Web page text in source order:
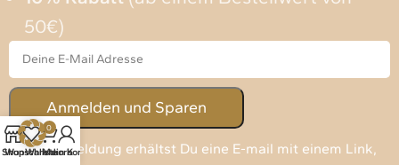
50€)
Nach Anmeldung erhältst Du eine E-mail mit einem Link,
Shop
Wunschliste
0
Warenkorb
Mein Konto